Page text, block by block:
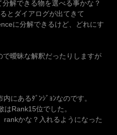
解できる物を選べる事かな？
とダイアログが出てきて
に分解できるけど、どれにす
曖昧な解釈だったりしますが
にあるﾀﾞﾝｼﾞｮﾝなのです。
Rank15位でした。
rankかな？入れるようになった